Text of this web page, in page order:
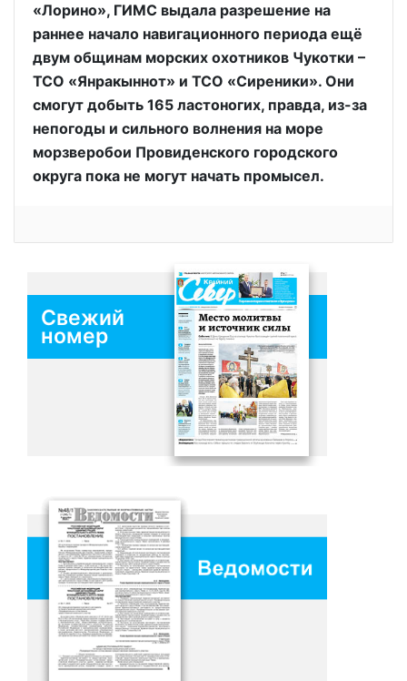
«Лорино», ГИМС выдала разрешение на
раннее начало навигационного периода ещё
двум общинам морских охотников Чукотки –
ТСО «Янракыннот» и ТСО «Сиреники». Они
смогут добыть 165 ластоногих, правда, из-за
непогоды и сильного волнения на море
морзверобои Провиденского городского
округа пока не могут начать промысел.
Свежий
номер